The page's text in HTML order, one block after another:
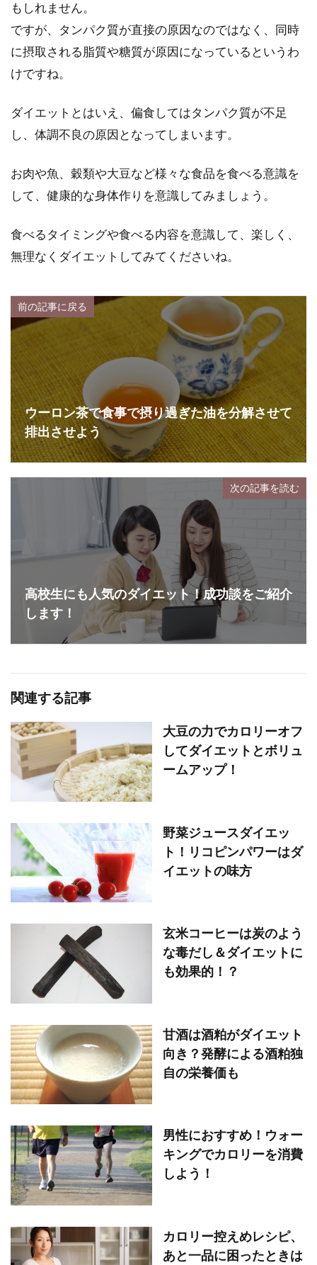
もしれません。
ですが、タンパク質が直接の原因なのではなく、同時
に摂取される脂質や糖質が原因になっているというわ
けですね。
ダイエットとはいえ、偏食してはタンパク質が不足
し、体調不良の原因となってしまいます。
お肉や魚、穀類や大豆など様々な食品を食べる意識を
して、健康的な身体作りを意識してみましょう。
食べるタイミングや食べる内容を意識して、楽しく、
無理なくダイエットしてみてくださいね。
前の記事に戻る
ウーロン茶で食事で摂り過ぎた油を分解させて
排出させよう
次の記事を読む
高校生にも人気のダイエット！成功談をご紹介
します！
関連する記事
大豆の力でカロリーオフ
してダイエットとボリュ
ームアップ！
野菜ジュースダイエッ
ト！リコピンパワーはダ
イエットの味方
玄米コーヒーは炭のよう
な毒だし＆ダイエットに
も効果的！？
甘酒は酒粕がダイエット
向き？発酵による酒粕独
自の栄養価も
男性におすすめ！ウォー
キングでカロリーを消費
しよう！
カロリー控えめレシピ、
あと一品に困ったときは